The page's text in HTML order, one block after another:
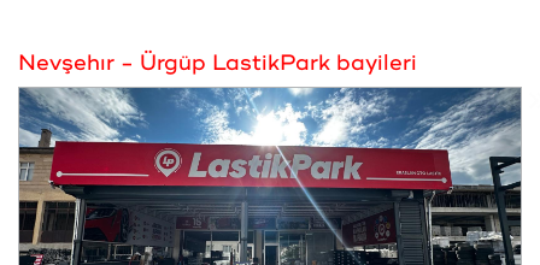
Nevşehır - Ürgüp LastikPark bayileri